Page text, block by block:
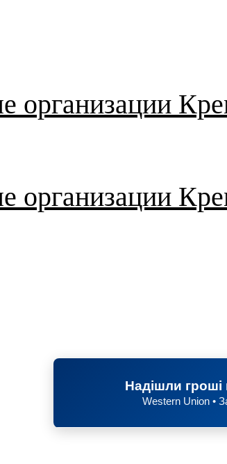
организации
организации
Надішли
Western Union •